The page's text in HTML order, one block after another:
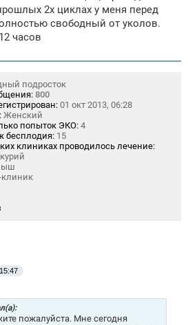
2х циклах у меня перед
свободный от уколов.
часов
подросток
800
01 окт 2013, 06:28
Женский
попыток ЭКО: 4
бесплодия: 15
клиниках проводилось лечение:
клиник
пожалуйста. Мне сегодня